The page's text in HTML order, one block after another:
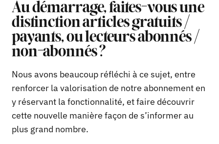
Au démarrage, faites-vous une
distinction articles gratuits /
payants, ou lecteurs abonnés /
non-abonnés ?
Nous avons beaucoup réfléchi à ce sujet, entre
renforcer la valorisation de notre abonnement en
y réservant la fonctionnalité, et faire découvrir
cette nouvelle manière façon de s’informer au
plus grand nombre.